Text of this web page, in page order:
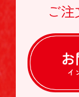
ご
イ